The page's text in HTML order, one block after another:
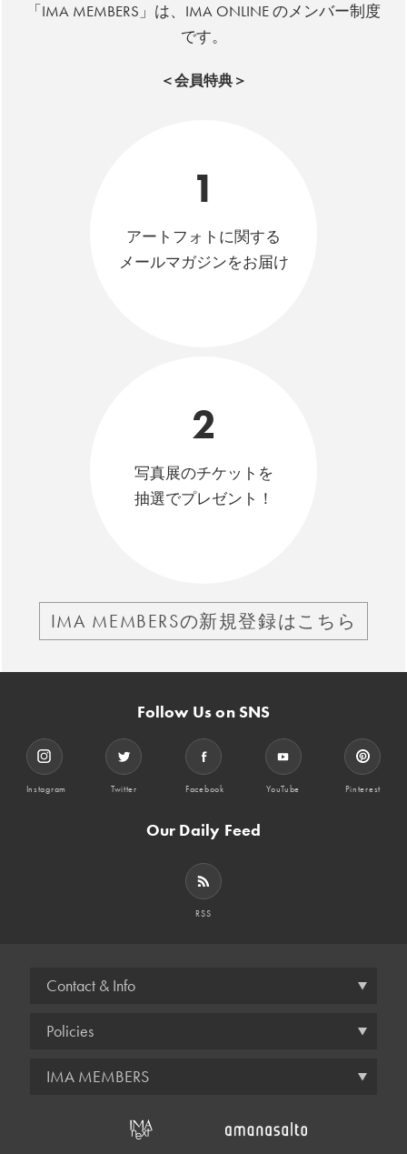
「IMA MEMBERS」は、IMA ONLINE のメンバー制度
です。
＜会員特典＞
1
アートフォトに関する
メールマガジンをお届け
2
写真展のチケットを
抽選でプレゼント！
IMA MEMBERSの新規登録はこちら
Follow Us on SNS
Instagram Twitter Facebook YouTube Pinterest
Our Daily Feed
RSS
Contact & Info
Policies
IMA MEMBERS